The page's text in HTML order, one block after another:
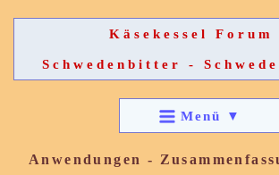
Käsekessel Forum
Schwedenbitter -
Menü ▼
Anwendungen -